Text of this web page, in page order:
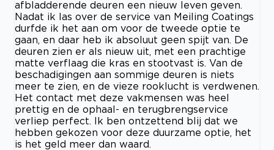
afbladderende deuren een nieuw leven geven.
Nadat ik las over de service van Meiling Coatings
durfde ik het aan om voor de tweede optie te
gaan, en daar heb ik absoluut geen spijt van. De
deuren zien er als nieuw uit, met een prachtige
matte verflaag die kras en stootvast is. Van de
beschadigingen aan sommige deuren is niets
meer te zien, en de vieze rooklucht is verdwenen.
Het contact met deze vakmensen was heel
prettig en de ophaal- en terugbrengservice
verliep perfect. Ik ben ontzettend blij dat we
hebben gekozen voor deze duurzame optie, het
is het geld meer dan waard.